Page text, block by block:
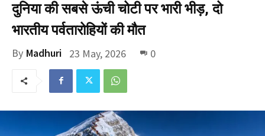
दुनिया की सबसे ऊंची चोटी पर भारी भीड़, दो
भारतीय पर्वतारोहियों की मौत
By Madhuri 23 May, 2026 0